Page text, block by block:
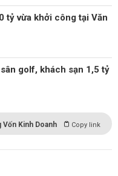
tỷ vừa khởi công tại Văn
golf, khách sạn 1,5 tỷ
Vốn Kinh Doanh Copy link